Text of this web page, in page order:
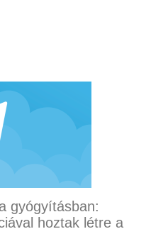
gyógyításban:
hoztak létre a